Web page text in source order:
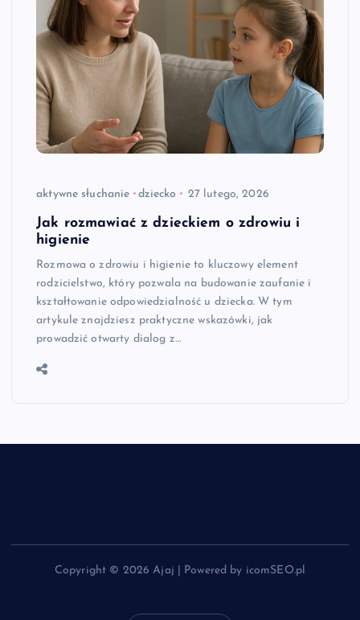
aktywne słuchanie dziecko 27 lutego, 2026
Jak rozmawiać z dzieckiem o zdrowiu i
higienie
Rozmowa o zdrowiu i higienie to kluczowy element
rodzicielstwo, który pozwala na budowanie zaufanie i
kształtowanie odpowiedzialność u dziecka. W tym
artykule znajdziesz praktyczne wskazówki, jak
prowadzić otwarty dialog z…
Copyright © 2026 Ajaj | Powered by icomSEO.pl